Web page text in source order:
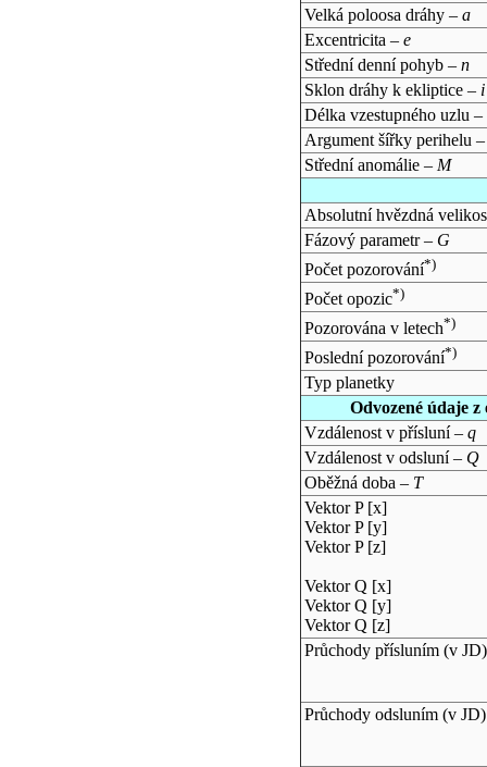
Velká poloosa dráhy – a
Excentricita – e
Střední denní pohyb – n
Sklon dráhy k ekliptice – i
Délka vzestupného uzlu –
Argument šířky perihelu
Střední anomálie – M
Absolutní hvězdná
Fázový parametr – G
Počet pozorování*)
Počet opozic*)
Pozorována v letech*)
Poslední pozorování*)
Typ planetky
Odvozené údaje
Vzdálenost v přísluní – q
Vzdálenost v odsluní – Q
Oběžná doba – T
Vektor P [x]
Vektor P [y]
Vektor P [z]
Vektor Q [x]
Vektor Q [y]
Vektor Q [z]
Průchody přísluním (v JD)
Průchody odsluním (v JD)